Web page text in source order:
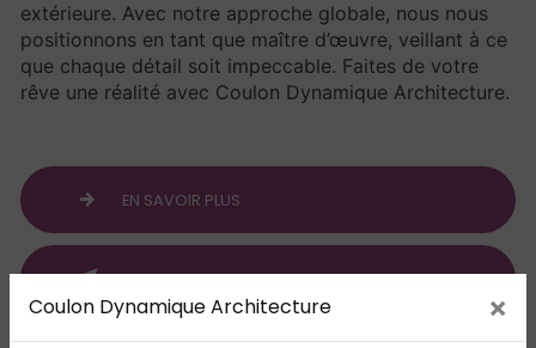
Coulon Dynamique Architecture ×
extérieure. Avec notre approche globale, nous nous
positionnons en tant que maître d’œuvre, veillant à ce
que chaque détail soit impeccable. Faites de votre
rêve une réalité avec Coulon Dynamique Architecture.
EN SAVOIR PLUS
CONTACTEZ-NOUS